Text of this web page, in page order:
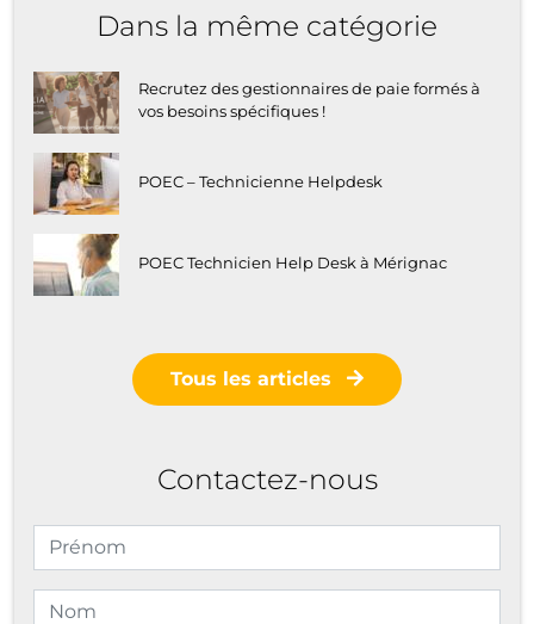
Dans la même catégorie
Recrutez des gestionnaires de paie formés à
vos besoins spécifiques !
POEC – Technicienne Helpdesk
POEC Technicien Help Desk à Mérignac
Tous les articles
Contactez-nous